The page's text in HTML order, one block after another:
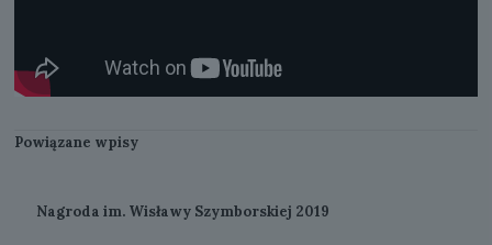
Powiązane wpisy
Nagroda im. Wisławy Szymborskiej 2019